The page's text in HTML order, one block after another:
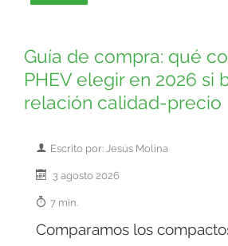
Guía de compra: qué
PHEV elegir en 2026 si
relación calidad-precio
Escrito por: Jesús Molina
3 agosto 2026
7 min.
Comparamos los